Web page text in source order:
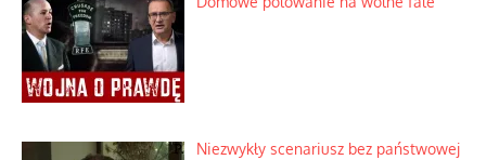
Niezwykły scenariusz bez państwowej